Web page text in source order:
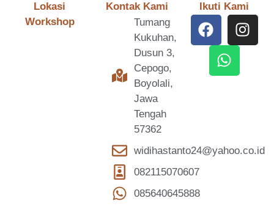
Lokasi
Workshop
Kontak Kami
Tumang
Kukuhan,
Dusun 3,
Cepogo,
Boyolali,
Jawa
Tengah
57362
widihastanto24@yahoo.co.id
082115070607
085640645888
Ikuti Kami